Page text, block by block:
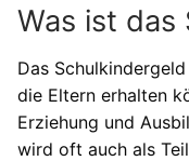
Was ist das
Das
die Eltern erhalten
Erziehung und
wird oft auch als